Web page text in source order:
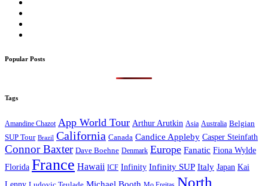
Popular Posts
Tags
Amandine Chazot App World Tour Arthur Arutkin Asia Australia Belgian
SUP Tour Brazil California Canada Candice Appleby Casper Steinfath
Connor Baxter Dave Boehne Denmark Europe Fanatic Fiona Wylde
Florida France Hawaii ICF Infinity Infinity SUP Italy Japan Kai
Michael Booth North